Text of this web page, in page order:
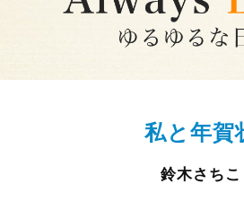
私と年賀
鈴木さちこ